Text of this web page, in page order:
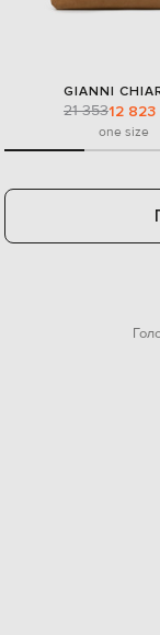
GIANNI
21 35312 823
one size